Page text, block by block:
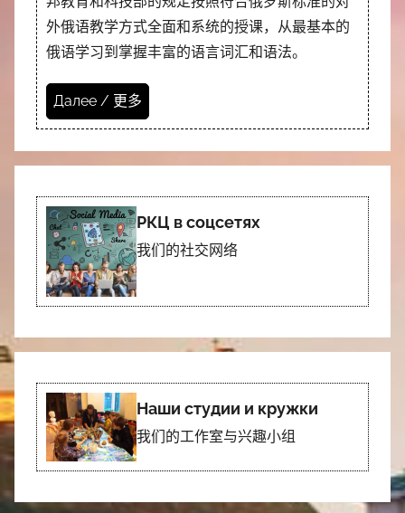
外俄语教学方式全面和系统的授课，从最基本的
俄语学习到掌握丰富的语言词汇和语法。
Далее / 更多
РКЦ в соцсетях
我们的社交网络
Наши студии и кружки
我们的工作室与兴趣小组